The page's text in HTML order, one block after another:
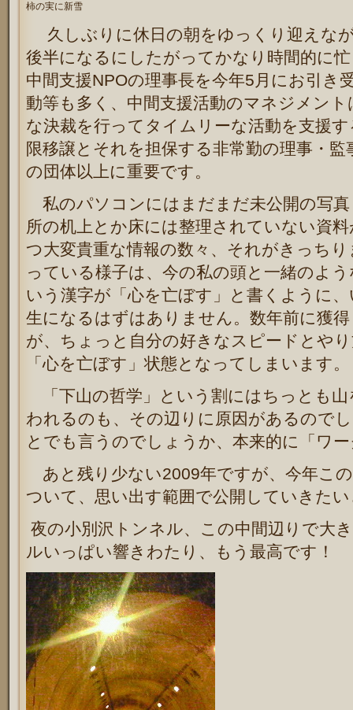
柿の実に新雪
久しぶりに休日の朝をゆっくり迎えな
後半になるにしたがってかなり時間的に
中間支援NPOの理事長を今年5月にお引き
動等も多く、中間支援活動のマネジメン
な決裁を行ってタイムリーな活動を支援
限移譲とそれを担保する非常勤の理事・
の団体以上に重要です。
私のパソコンにはまだまだ未公開の写
所の机上とか床には整理されていない資
つ大変貴重な情報の数々、それがきっち
っている様子は、今の私の頭と一緒のよ
いう漢字が「心を亡ぼす」と書くように
生になるはずはありません。数年前に獲
が、ちょっと自分の好きなスピードとや
「心を亡ぼす」状態となってしまいます。
「下山の哲学」という割にはちっとも
われるのも、その辺りに原因があるので
とでも言うのでしょうか、本来的に「ワ
あと残り少ない2009年ですが、今年こ
ついて、思い出す範囲で公開していきた
夜の小別沢トンネル、この中間辺りで大
ルいっぱい響きわたり、もう最高です！